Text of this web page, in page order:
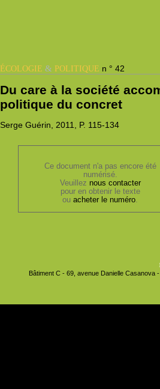
ÉCOLOGIE& POLITIQUE n ° 42
Du care à la société
politique du concret
Serge Guérin, 2011, P. 115-134
Ce document n'a pas encore été
numérisé.
Veuillez nous contacter
pour en obtenir le texte
ouacheter le numéro.
Bâtiment C - 69, avenue Danielle